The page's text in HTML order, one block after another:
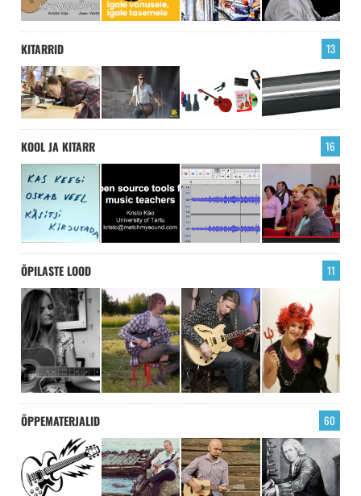
KITARRID 13
KOOL JA KITARR 16
ÕPILASTE LOOD 11
ÕPPEMATERJALID 60